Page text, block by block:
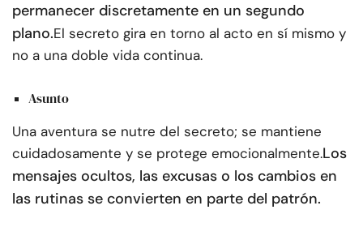
permanecer discretamente en un segundo
plano.El secreto gira en torno al acto en sí mismo y
no a una doble vida continua.
Asunto
Una aventura se nutre del secreto; se mantiene
cuidadosamente y se protege emocionalmente.Los
mensajes ocultos, las excusas o los cambios en
las rutinas se convierten en parte del patrón.